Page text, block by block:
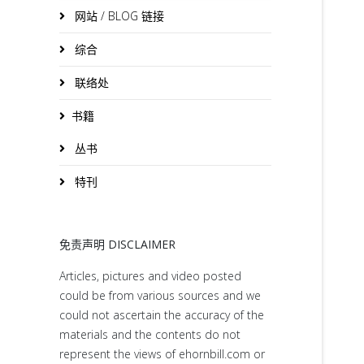
网站 / BLOG 链接
综合
联络处
书籍
丛书
特刊
免责声明 DISCLAIMER
Articles, pictures and video posted
could be from various sources and we
could not ascertain the accuracy of the
materials and the contents do not
represent the views of ehornbill.com or